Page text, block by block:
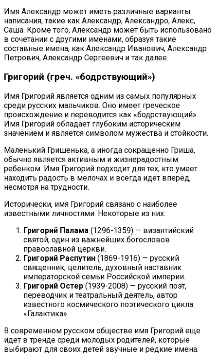
Имя Александр может иметь различные варианты
написания, такие как Александр, Александро, Алекс,
Саша. Кроме того, Александр может быть использовано
в сочетании с другими именами, образуя такие
составные имена, как Александр Иванович, Александр
Петрович, Александр Сергеевич и так далее.
Григорий (греч. «бодрствующий»)
Имя Григорий является одним из самых популярных
среди русских мальчиков. Оно имеет греческое
происхождение и переводится как «бодрствующий».
Имя Григорий обладает глубоким историческим
значением и является символом мужества и стойкости.
Маленький Гришенька, а иногда сокращенно Гриша,
обычно является активным и жизнерадостным
ребенком. Имя Григорий подходит для тех, кто умеет
находить радость в мелочах и всегда идет вперед,
несмотря на трудности.
Исторически, имя Григорий связано с наиболее
известными личностями. Некоторые из них:
Григорий Палама (1296-1359) — византийский
святой, один из важнейших богословов
православной церкви.
Григорий Распутин (1869-1916) — русский
священник, целитель, духовный наставник
императорской семьи Российской империи.
Григорий Остер (1939-2008) — русский поэт,
переводчик и театральный деятель, автор
известного космического поэтического цикла
«Галактика».
В современном русском обществе имя Григорий еще
идет в тренде среди молодых родителей, которые
выбирают для своих детей звучные и редкие имена.